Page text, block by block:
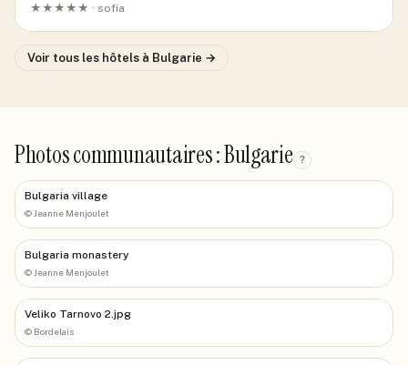
★★★★★ · sofia
Voir tous les hôtels à Bulgarie →
Photos communautaires : Bulgarie ?
Bulgaria village
© Jeanne Menjoulet
Bulgaria monastery
© Jeanne Menjoulet
Veliko Tarnovo 2.jpg
© Bordelais